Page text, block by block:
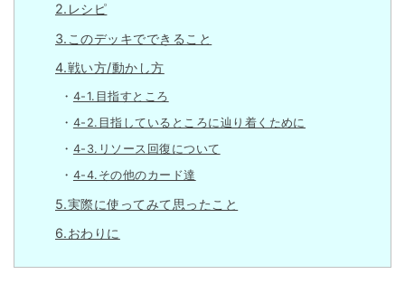
2.レシピ
3.このデッキでできること
4.戦い方/動かし方
4-1.目指すところ
4-2.目指しているところに辿り着くために
4-3.リソース回復について
4-4.その他のカード達
5.実際に使ってみて思ったこと
6.おわりに